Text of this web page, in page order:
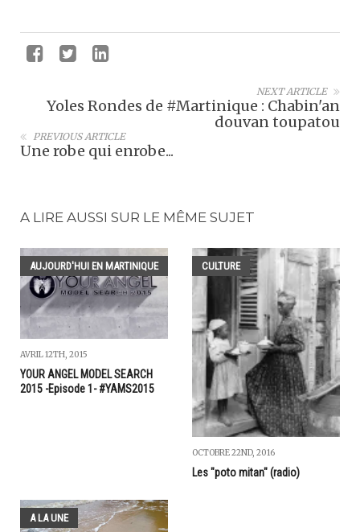
NEXT ARTICLE
Yoles Rondes de #Martinique : Chabin'an
douvan toupatou
PREVIOUS ARTICLE
Une robe qui enrobe...
A LIRE AUSSI SUR LE MÊME SUJET
AUJOURD'HUI EN MARTINIQUE
AVRIL 12TH, 2015
YOUR ANGEL MODEL SEARCH
2015 -Episode 1- #YAMS2015
CULTURE
OCTOBRE 22ND, 2016
Les "poto mitan" (radio)
A LA UNE